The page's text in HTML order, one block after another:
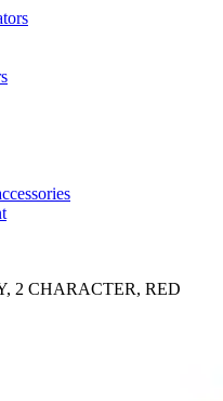
2 CHARACTER, RED